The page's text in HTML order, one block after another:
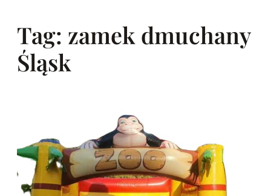
Tag: zamek dmuchany
Śląsk